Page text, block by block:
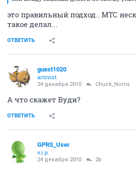
это правильный подход.. МТС
такое делал...
ОТВЕТИТЬ
guest1020
activist
24 декабря 2010 Chuck_Norris
А что скажет Вуди?
ОТВЕТИТЬ
GPRS_User
v.i.p.
24 декабря 2010 2b